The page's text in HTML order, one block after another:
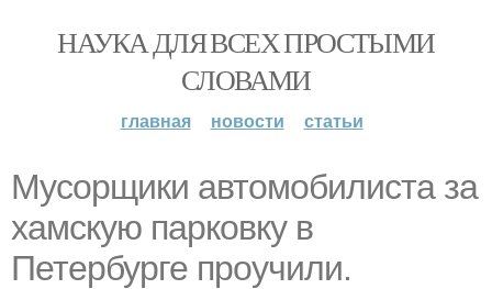
НАУКА ДЛЯ ВСЕХ ПРОСТЫМИ
СЛОВАМИ
главная новости статьи
Мусорщики автомобилиста за
хамскую парковку в
Петербурге проучили.